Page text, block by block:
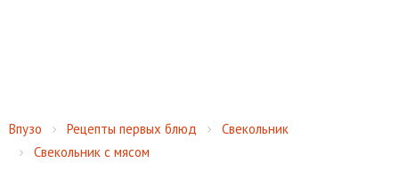
Впузо Рецепты первых блюд
Свекольник
Свекольник с мясом